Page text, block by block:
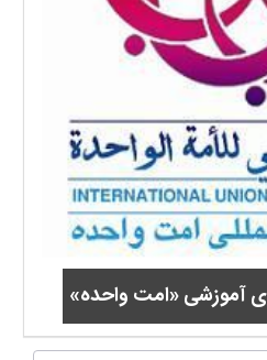
آموزشی «امت واحده»